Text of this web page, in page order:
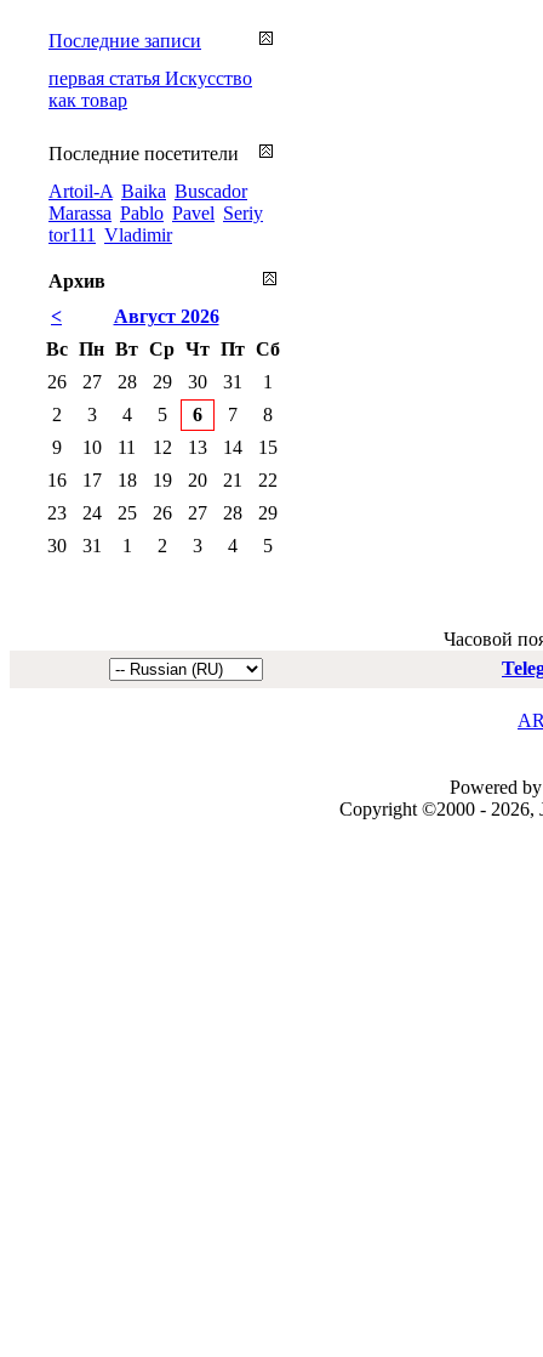
Последние записи
первая статья Искусство
как товар
Последние посетители
Artoil-A Baika Buscador
Marassa Pablo Pavel Seriy
tor111 Vladimir
Архив
<
Август 2026
Вс Пн Вт Ср Чт Пт Сб
26
27 28 29 30 31
1
2
3 4 5 6 7
8
9
10 11 12 13 14
15
16
17 18 19 20 21
22
23
24 25 26 27 28
29
30
31 1 2 3 4 5
Часовой
Powered
Copyright ©2000 - 2026,